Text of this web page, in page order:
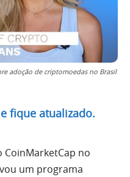
adoção de criptomoedas no Brasil
fique atualizado.
no
um programa